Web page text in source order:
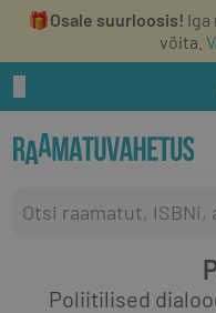
🎁Osale suurloosis! Iga
võita.
Poliitilised